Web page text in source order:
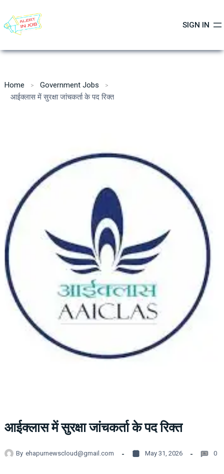
content
SIGN IN
Home
Government Jobs
आईक्लास में सुरक्षा जांचकर्ता के पद रिक्त
आईक्लास में सुरक्षा जांचकर्ता के पद रिक्त
By ehapurnewscloud@gmail.com May 31, 2026 0